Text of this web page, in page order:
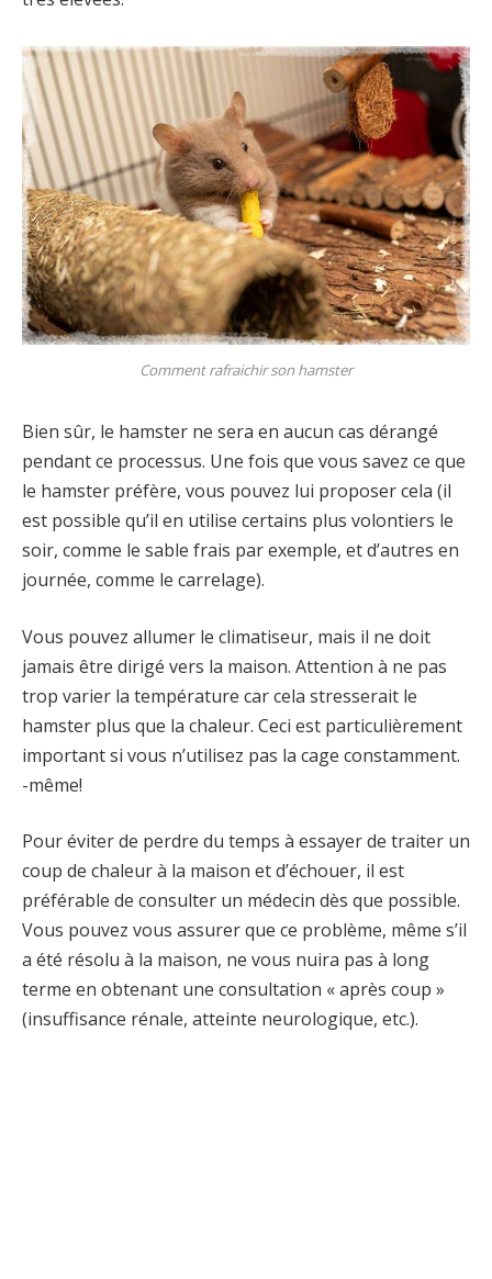
Comment rafraichir son hamster
Bien sûr, le hamster ne sera en aucun cas dérangé
pendant ce processus. Une fois que vous savez ce que
le hamster préfère, vous pouvez lui proposer cela (il
est possible qu’il en utilise certains plus volontiers le
soir, comme le sable frais par exemple, et d’autres en
journée, comme le carrelage).
Vous pouvez allumer le climatiseur, mais il ne doit
jamais être dirigé vers la maison. Attention à ne pas
trop varier la température car cela stresserait le
hamster plus que la chaleur. Ceci est particulièrement
important si vous n’utilisez pas la cage constamment.
-même!
Pour éviter de perdre du temps à essayer de traiter un
coup de chaleur à la maison et d’échouer, il est
préférable de consulter un médecin dès que possible.
Vous pouvez vous assurer que ce problème, même s’il
a été résolu à la maison, ne vous nuira pas à long
terme en obtenant une consultation « après coup »
(insuffisance rénale, atteinte neurologique, etc.).